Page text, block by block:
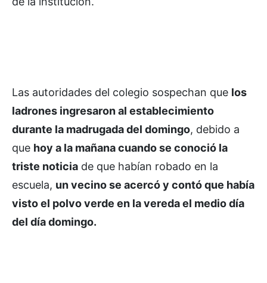
Las autoridades del colegio sospechan que los
ladrones ingresaron al establecimiento
durante la madrugada del domingo, debido a
que hoy a la mañana cuando se conoció la
triste noticia de que habían robado en la
escuela, un vecino se acercó y contó que había
visto el polvo verde en la vereda el medio día
del día domingo.